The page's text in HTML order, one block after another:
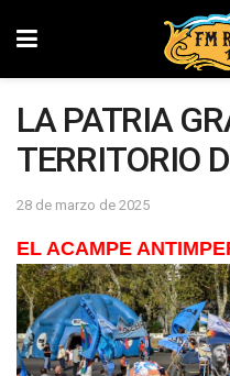
LA PATRIA
TERRITORIO
28 de marzo de 2025
EL ACAMPE